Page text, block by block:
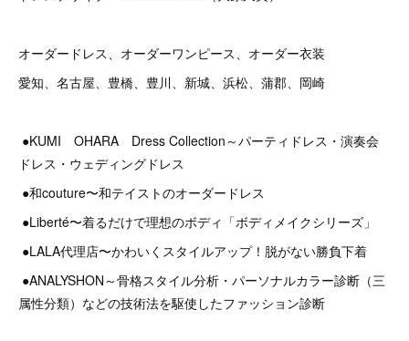
オーダードレス、オーダーワンピース、オーダー衣装
愛知、名古屋、豊橋、豊川、新城、浜松、蒲郡、岡崎
●KUMI OHARA Dress Collection～パーティドレス・演奏会
ドレス・ウェディングドレス
●和couture〜和テイストのオーダードレス
●Liberté〜着るだけで理想のボディ「ボディメイクシリーズ」
●LALA代理店〜かわいくスタイルアップ！脱がない勝負下着
●ANALYSHON～骨格スタイル分析・パーソナルカラー診断（三
属性分類）などの技術法を駆使したファッション診断